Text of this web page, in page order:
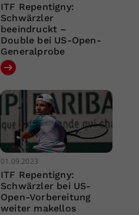
ITF Repentigny:
Schwärzler
beeindruckt –
Double bei US-Open-
Generalprobe
01.09.2023
ITF Repentigny:
Schwärzler bei US-
Open-Vorbereitung
weiter makellos